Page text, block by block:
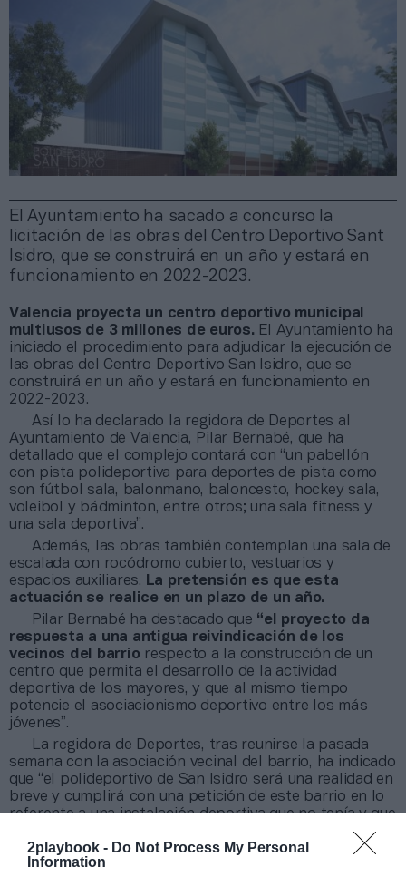
2playbook - Do Not Process My Personal
Information
El Ayuntamiento ha sacado a concurso la
licitación de las obras del Centro Deportivo Sant
Isidro, que se construirá en un año y estará en
funcionamiento en 2022-2023.
Valencia proyecta un centro deportivo municipal
multiusos de 3 millones de euros. El Ayuntamiento ha
iniciado el procedimiento para adjudicar la ejecución de
las obras del Centro Deportivo San Isidro, que se
construirá en un año y estará en funcionamiento en
2022-2023.
Así lo ha declarado la regidora de Deportes al
Ayuntamiento de Valencia, Pilar Bernabé, que ha
detallado que el complejo contará con “un pabellón
con pista polideportiva para deportes de pista como
son fútbol sala, balonmano, baloncesto, hockey sala,
voleibol y bádminton, entre otros; una sala fitness y
una sala deportiva”.
Además, las obras también contemplan una sala de
escalada con rocódromo cubierto, vestuarios y
espacios auxiliares. La pretensión es que esta
actuación se realice en un plazo de un año.
Pilar Bernabé ha destacado que “el proyecto da
respuesta a una antigua reivindicación de los
vecinos del barrio respecto a la construcción de un
centro que permita el desarrollo de la actividad
deportiva de los mayores, y que al mismo tiempo
potencie el asociacionismo deportivo entre los más
jóvenes”.
La regidora de Deportes, tras reunirse la pasada
semana con la asociación vecinal del barrio, ha indicado
que “el polideportivo de San Isidro será una realidad en
breve y cumplirá con una petición de este barrio en lo
referente a una instalación deportiva que no tenía y que
Así mismo, el presidente de la asociación de vecinos,
José Luis Ceballos, ha destacado que “estamos muy